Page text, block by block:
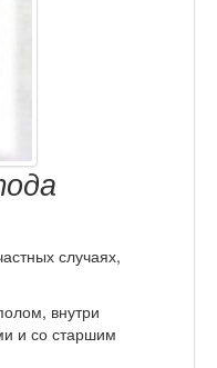
случаях,
внутри
и со старшим